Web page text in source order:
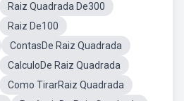
Raiz Quadrada De300
Raiz De100
ContasDe Raiz Quadrada
CalculoDe Raiz Quadrada
Como TirarRaiz Quadrada